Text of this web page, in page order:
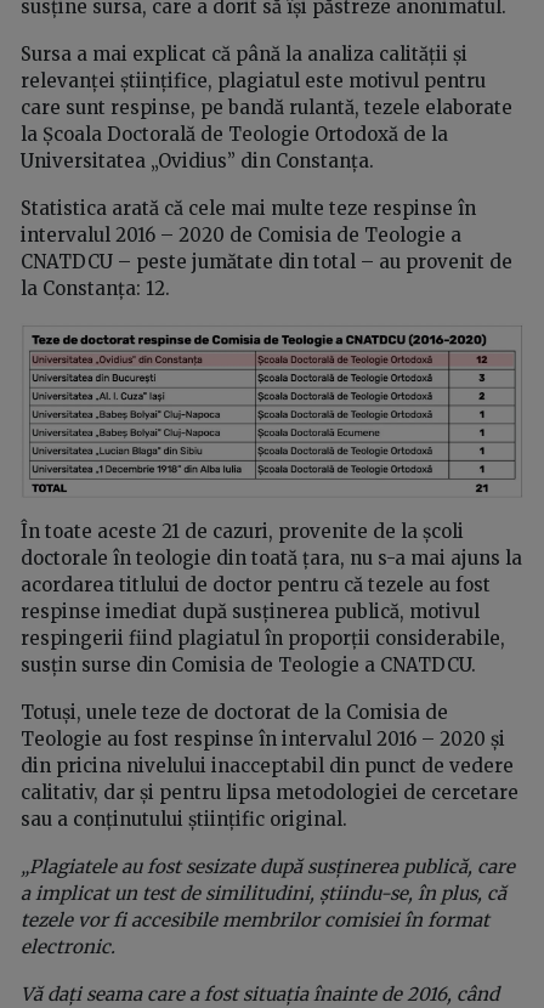
susține sursa, care a dorit să își păstreze anonimatul.
Sursa a mai explicat că până la analiza calității și
relevanței științifice, plagiatul este motivul pentru
care sunt respinse, pe bandă rulantă, tezele elaborate
la Școala Doctorală de Teologie Ortodoxă de la
Universitatea „Ovidius” din Constanța.
Statistica arată că cele mai multe teze respinse în
intervalul 2016 – 2020 de Comisia de Teologie a
CNATDCU – peste jumătate din total – au provenit de
la Constanța: 12.
În toate aceste 21 de cazuri, provenite de la școli
doctorale în teologie din toată țara, nu s-a mai ajuns la
acordarea titlului de doctor pentru că tezele au fost
respinse imediat după susținerea publică, motivul
respingerii fiind plagiatul în proporții considerabile,
susțin surse din Comisia de Teologie a CNATDCU.
Totuși, unele teze de doctorat de la Comisia de
Teologie au fost respinse în intervalul 2016 – 2020 și
din pricina nivelului inacceptabil din punct de vedere
calitativ, dar și pentru lipsa metodologiei de cercetare
sau a conținutului științific original.
„Plagiatele au fost sesizate după susținerea publică, care
a implicat un test de similitudini, știindu-se, în plus, că
tezele vor fi accesibile membrilor comisiei în format
electronic.
Vă dați seama care a fost situația înainte de 2016, când